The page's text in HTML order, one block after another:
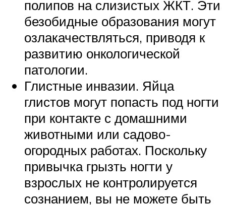
полипов на слизистых ЖКТ. Эти
безобидные образования могут
озлакачествляться, приводя к
развитию онкологической
патологии.
Глистные инвазии. Яйца
глистов могут попасть под ногти
при контакте с домашними
животными или садово-
огородных работах. Поскольку
привычка грызть ногти у
взрослых не контролируется
сознанием, вы не можете быть